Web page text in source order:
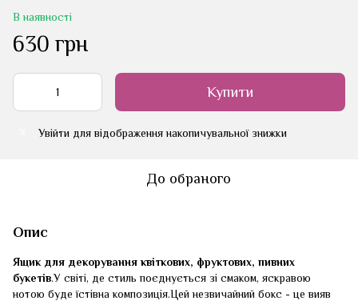
В наявності
630 грн
Купити
Увійти для відображення накопичувальної знижки
До обраного
Опис
Ящик для декорування квіткових, фруктових, пивних
букетів.У світі, де стиль поєднується зі смаком, яскравою
нотою буде їстівна композиція.Цей незвичайний бокс - це вияв